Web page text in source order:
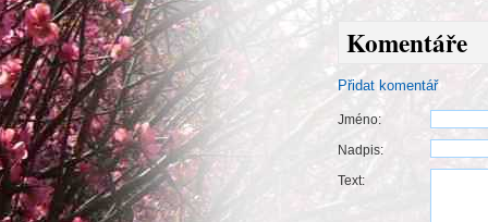
Komentáře
Přidat komentář
Jméno:
Nadpis:
Text: